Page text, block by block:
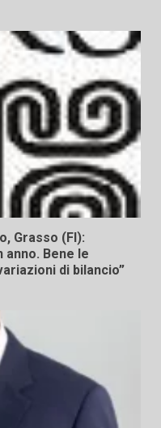
Grasso (FI):
anno. Bene le
di bilancio”